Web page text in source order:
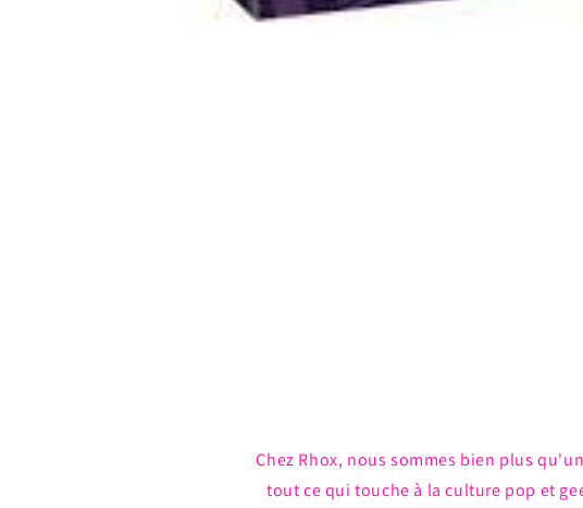
Chez Rhox, nous sommes bien plus
tout ce qui touche à la culture pop et